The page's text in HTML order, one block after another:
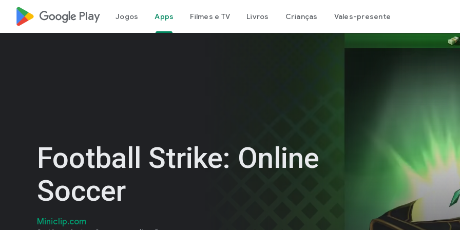
google_logo Play Jogos Apps Filmes e TV Livros Crianças Vales-presente
Football Strike: Online
Soccer
Miniclip.com